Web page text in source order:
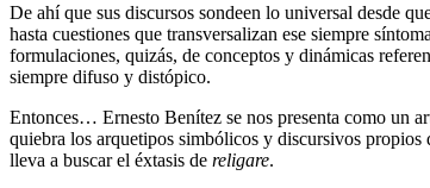
De ahí que sus discursos sondeen lo universal desde
hasta cuestiones que transversalizan ese siempre
formulaciones, quizás, de conceptos y dinámicas
siempre difuso y distópico.
Entonces… Ernesto Benítez se nos presenta como un
quiebra los arquetipos simbólicos y discursivos propios
lleva a buscar el éxtasis de religare.